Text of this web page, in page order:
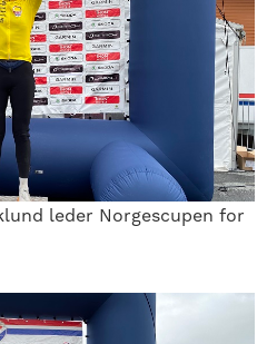
leder Norgescupen for